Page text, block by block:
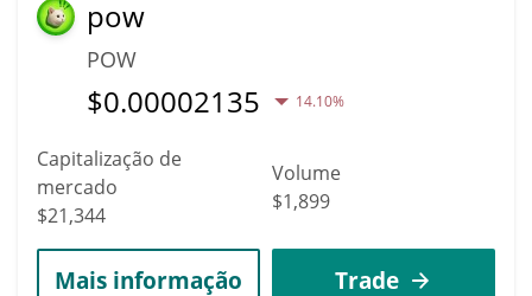
pow
POW
$0.00002135 14.10%
Capitalização de
mercado
$21,344
Volume
$1,899
Mais informação Trade